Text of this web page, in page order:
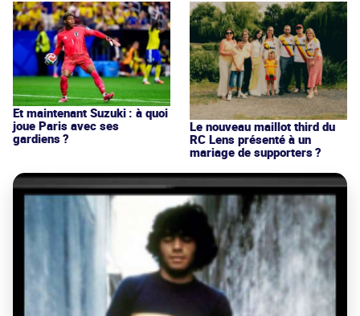
Et maintenant Suzuki : à quoi
joue Paris avec ses
gardiens ?
Le nouveau maillot third du
RC Lens présenté à un
mariage de supporters ?